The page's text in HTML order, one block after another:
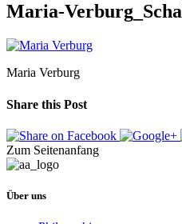
Maria-
Maria Verburg
Share this Post
Zum Seitenanfang
Über uns